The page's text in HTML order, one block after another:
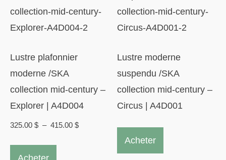
plus
ancien
Lustre plafonnier
moderne /SKA
collection mid-century –
Explorer | A4D004
325.00 $ – 415.00 $Plage
Acheter
Ce
Lustre moderne
suspendu /SKA
collection mid-century –
Circus | A4D001
Acheter